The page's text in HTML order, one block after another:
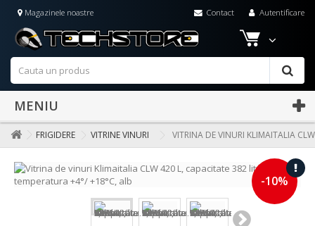
Autentificare
Contact
Magazinele noastre
MENIU
FRIGIDERE VITRINE VINURI VITRINA DE VINURI KLIMAITALIA
-10%